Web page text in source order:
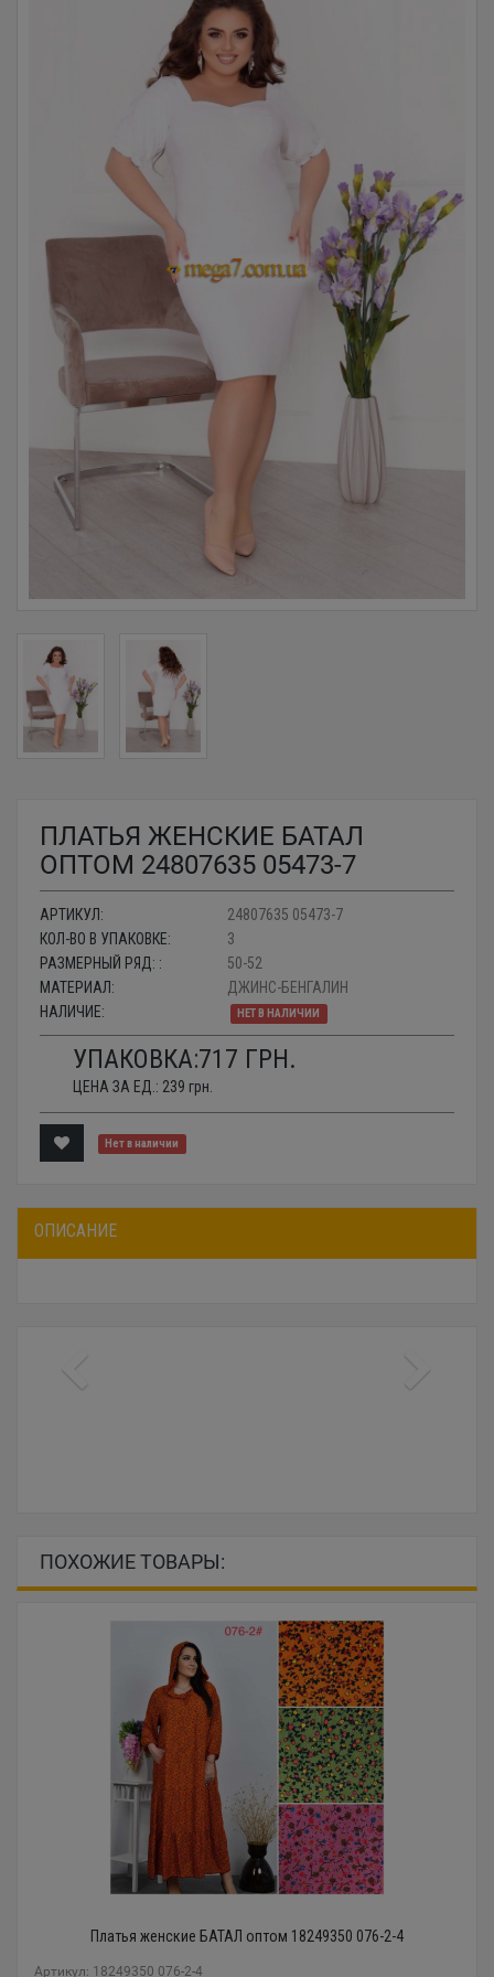
ПЛАТЬЯ ЖЕНСКИЕ БАТАЛ
ОПТОМ 24807635 05473-7
АРТИКУЛ:
24807635 05473-7
КОЛ-ВО В УПАКОВКЕ:
3
РАЗМЕРНЫЙ РЯД: :
50-52
МАТЕРИАЛ:
ДЖИНС-БЕНГАЛИН
НАЛИЧИЕ:
НЕТ В НАЛИЧИИ
УПАКОВКА:717 ГРН.
ЦЕНА ЗА ЕД.: 239 грн.
Нет в наличии
ОПИСАНИЕ
ПОХОЖИЕ ТОВАРЫ:
Платья женские БАТАЛ оптом 18249350 076-2-4
Артикул: 18249350 076-2-4